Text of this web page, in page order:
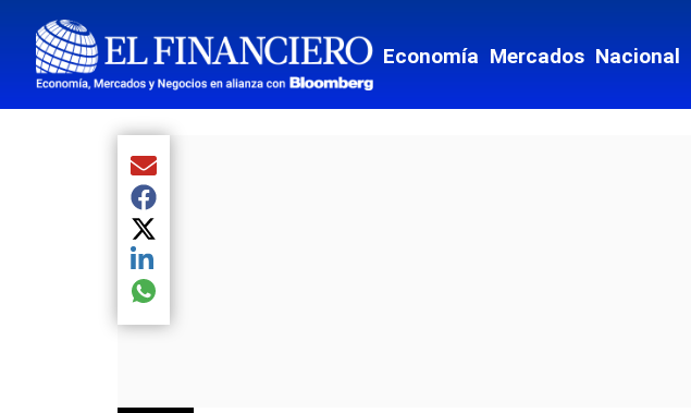
Economía Mercados Nacional
Compartir el artículo actual mediante Email
Compartir el artículo actual mediante Facebook
Compartir el artículo actual mediante Twitter
Compartir el artículo actual mediante LinkedIn
Compartir el artículo actual mediante global.social-whatsapp